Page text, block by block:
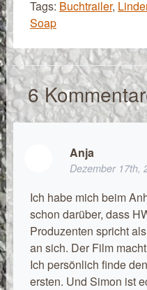
Tags: Buchtrailer,
Soap
6
Anja
Dezember 17th,
Ich habe mich beim
schon darüber, dass
Produzenten spricht
an sich. Der Film
Ich persönlich finde
ersten. Und Simon ist